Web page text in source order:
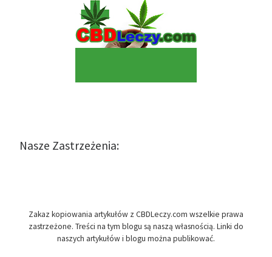
Nasze Zastrzeżenia:
Zakaz kopiowania artykułów z CBDLeczy.com wszelkie prawa
zastrzeżone. Treści na tym blogu są naszą własnością. Linki do
naszych artykułów i blogu można publikować.